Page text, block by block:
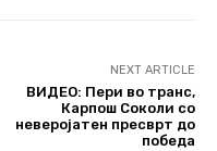
NEXT ARTICLE
ВИДЕО: Пери во транс,
Карпош Соколи со
неверојатен пресврт до
победа